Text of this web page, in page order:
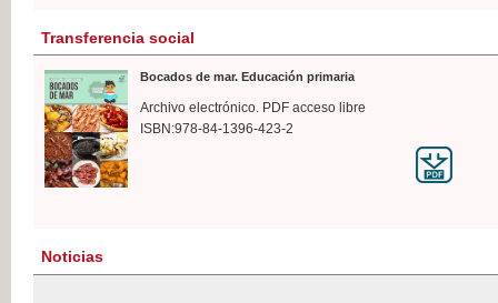
Transferencia social
Bocados de mar. Educación primaria
Archivo electrónico. PDF acceso libre
ISBN:978-84-1396-423-2
Noticias